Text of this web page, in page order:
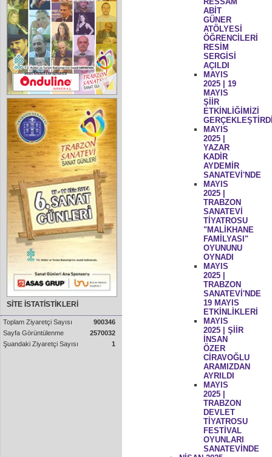
SİTE İSTATİSTİKLERİ
Toplam Ziyaretçi Sayısı
900346
Sayfa Görüntülenme
2570032
Şuandaki Ziyaretçi Sayısı
1
ABİT
GÜNER
ATÖLYESİ
ÖĞRENCİLERİ
RESİM
SERGİSİ
AÇILDI
MAYIS
2025 | 19
MAYIS
ŞİİR
ETKİNLİĞİMİZİ
MAYIS
2025 |
YAZAR
KADİR
AYDEMİR
SANATEVİ'NDE
MAYIS
2025 |
TRABZON
SANATEVİ
TİYATROSU
"MALİKHANE
FAMİLYASI"
OYUNUNU
OYNADI
MAYIS
2025 |
TRABZON
SANATEVİ'NDE
19 MAYIS
ETKİNLİKLERİ
MAYIS
2025 | ŞİİR
İNSAN
ÖZER
CİRAVOĞLU
ARAMIZDAN
AYRILDI
MAYIS
2025 |
TRABZON
DEVLET
TİYATROSU
FESTİVAL
OYUNLARI
SANATEVİNDE